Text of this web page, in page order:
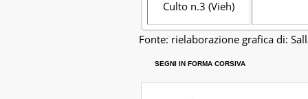
Culto n.3 (Vieh)
Fonte: rielaborazione grafica di:
SEGNI IN FORMA CORSIVA